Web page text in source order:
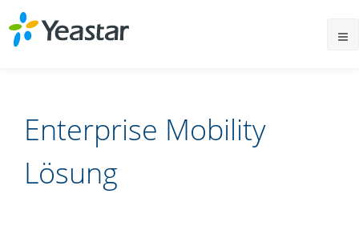
Enterprise Mobility
Lösung